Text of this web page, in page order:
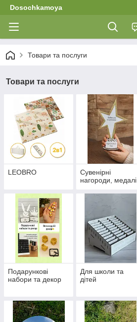
Dosochkamoya
Товари та послуги
Товари та послуги
LEOBRO
Сувенірні
нагороди, медалі
Подарункові
набори та декор
Для школи та
дітей